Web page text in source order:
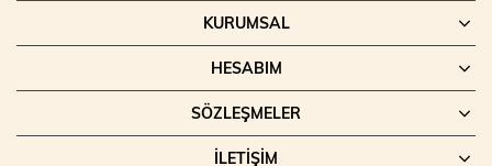
KURUMSAL
HESABIM
SÖZLEŞMELER
İLETIŞIM